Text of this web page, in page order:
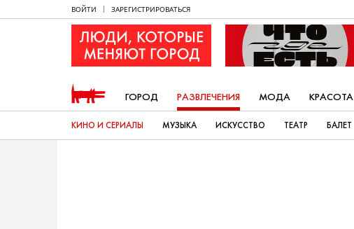
ВОЙТИ ЗАРЕГИСТРИРОВАТЬСЯ
ГОРОД РАЗВЛЕЧЕНИЯ МОДА КРАСОТА
КИНО И СЕРИАЛЫ МУЗЫКА ИСКУССТВО ТЕАТР БАЛЕТ